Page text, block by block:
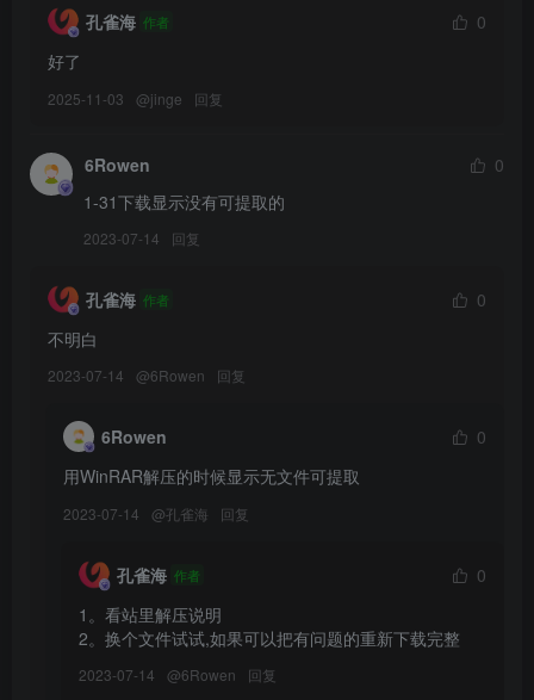
[6.5更3]
Nyako喵子 – NO.068 向日葵比基尼 [66P1V-149M]
Nyako喵子 – NO.067 巫女[141P-1V-505.1M]
Nyako喵子 – NO.066 情趣珍珠2[53P-1V-152.3M]
[6.4更2]
Nyako喵子 – NO.064 情趣珍珠 [50P1V-185MB]
[2.13更5]
Nyako喵子 – NO.063 隣のやばいお姉さん 背心[78P+1V-733.3M]
Nyako喵子 – NO.062 写真 Vol.2[123P-239.6M]
Nyako喵子 – NO.060 隣のやばいお姉さん OL[78P+1V-716.2M]
Nyako喵子 – NO.059 Christmas Bunny[155P+2V-1.35G]
[2023.2.11更10]
Nyako喵子 – NO.058 自撮り⑦[53P+1V-297.4M]
Nyako喵子 – NO.057 自撮り②[50P+1V-186.3M]
Nyako喵子 – NO.056 樫野本-牛牛女郎[113P+1V-965.8M]
Nyako喵子 – NO.055 樫野本-奶牛比基尼[98P+1V-1.01G]
孔雀海 作者
0
好了
2025-11-03 @jinge 回复
6Rowen
0
1-31下载显示没有可提取的
2023-07-14 回复
孔雀海 作者
0
不明白
2023-07-14 @6Rowen 回复
6Rowen
0
用WinRAR解压的时候显示无文件可提取
2023-07-14 @孔雀海 回复
孔雀海 作者
0
1。看站里解压说明
2。换个文件试试,如果可以把有问题的重新下载完整
2023-07-14 @6Rowen 回复